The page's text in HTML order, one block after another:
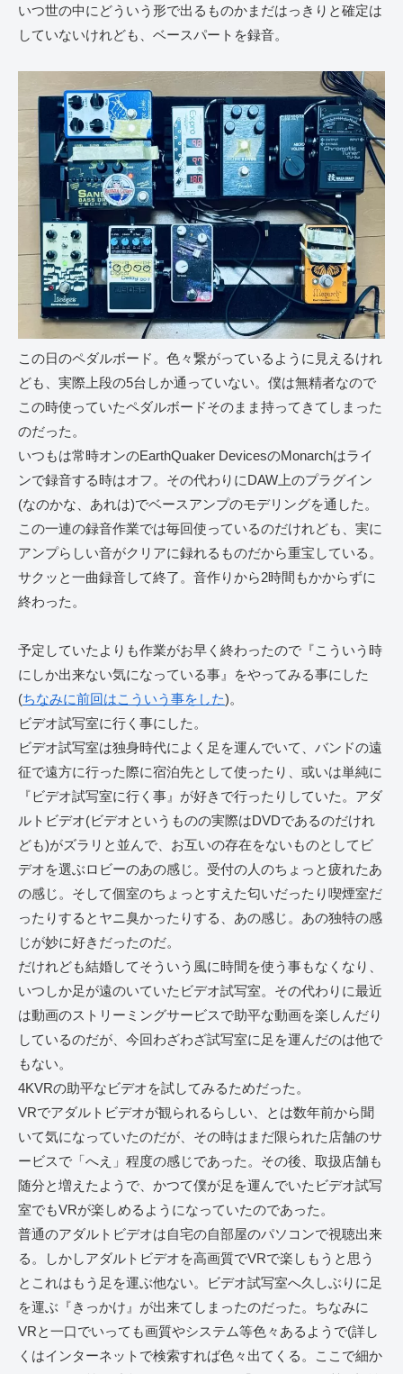
いつ世の中にどういう形で出るものかまだはっきりと確定は
していないけれども、ベースパートを録音。
この日のペダルボード。色々繋がっているように見えるけれ
ども、実際上段の5台しか通っていない。僕は無精者なので
この時使っていたペダルボードそのまま持ってきてしまった
のだった。
いつもは常時オンのEarthQuaker DevicesのMonarchはライ
ンで録音する時はオフ。その代わりにDAW上のプラグイン
(なのかな、あれは)でベースアンプのモデリングを通した。
この一連の録音作業では毎回使っているのだけれども、実に
アンプらしい音がクリアに録れるものだから重宝している。
サクッと一曲録音して終了。音作りから2時間もかからずに
終わった。
予定していたよりも作業がお早く終わったので『こういう時
にしか出来ない気になっている事』をやってみる事にした
(ちなみに前回はこういう事をした)。
ビデオ試写室に行く事にした。
ビデオ試写室は独身時代によく足を運んでいて、バンドの遠
征で遠方に行った際に宿泊先として使ったり、或いは単純に
『ビデオ試写室に行く事』が好きで行ったりしていた。アダ
ルトビデオ(ビデオというものの実際はDVDであるのだけれ
ども)がズラリと並んで、お互いの存在をないものとしてビ
デオを選ぶロビーのあの感じ。受付の人のちょっと疲れたあ
の感じ。そして個室のちょっとすえた匂いだったり喫煙室だ
ったりするとヤニ臭かったりする、あの感じ。あの独特の感
じが妙に好きだったのだ。
だけれども結婚してそういう風に時間を使う事もなくなり、
いつしか足が遠のいていたビデオ試写室。その代わりに最近
は動画のストリーミングサービスで助平な動画を楽しんだり
しているのだが、今回わざわざ試写室に足を運んだのは他で
もない。
4KVRの助平なビデオを試してみるためだった。
VRでアダルトビデオが観られるらしい、とは数年前から聞
いて気になっていたのだが、その時はまだ限られた店舗のサ
ービスで「へえ」程度の感じであった。その後、取扱店舗も
随分と増えたようで、かつて僕が足を運んでいたビデオ試写
室でもVRが楽しめるようになっていたのであった。
普通のアダルトビデオは自宅の自部屋のパソコンで視聴出来
る。しかしアダルトビデオを高画質でVRで楽しもうと思う
とこれはもう足を運ぶ他ない。ビデオ試写室へ久しぶりに足
を運ぶ『きっかけ』が出来てしまったのだった。ちなみに
VRと一口でいっても画質やシステム等色々あるようで(詳し
くはインターネットで検索すれば色々出てくる。ここで細か